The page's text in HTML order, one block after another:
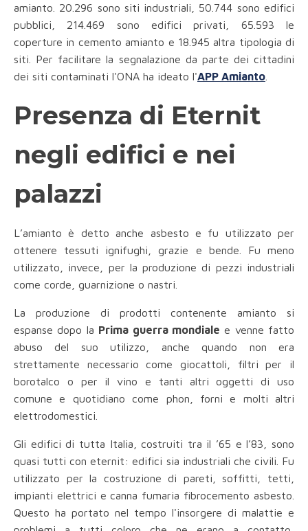
amianto. 20.296 sono siti industriali, 50.744 sono edifici
pubblici, 214.469 sono edifici privati, 65.593 le
coperture in cemento amianto e 18.945 altra tipologia di
siti. Per facilitare la segnalazione da parte dei cittadini
dei siti contaminati l'ONA ha ideato l'APP Amianto
Presenza di Eternit
negli edifici e nei
palazzi
L’amianto è detto anche asbesto e fu utilizzato per
ottenere tessuti ignifughi, grazie e bende. Fu meno
utilizzato, invece, per la produzione di pezzi industriali
come corde, guarnizione o nastri.
La produzione di prodotti contenente amianto si
espanse dopo la Prima guerra mondiale e venne fatto
abuso del suo utilizzo, anche quando non era
strettamente necessario come giocattoli, filtri per il
borotalco o per il vino e tanti altri oggetti di uso
comune e quotidiano come phon, forni e molti altri
elettrodomestici.
Gli edifici di tutta Italia, costruiti tra il ’65 e l’83, sono
quasi tutti con eternit: edifici sia industriali che civili. Fu
utilizzato per la costruzione di pareti, soffitti, tetti,
impianti elettrici e canna fumaria fibrocemento asbesto.
Questo ha portato nel tempo l'insorgere di malattie e